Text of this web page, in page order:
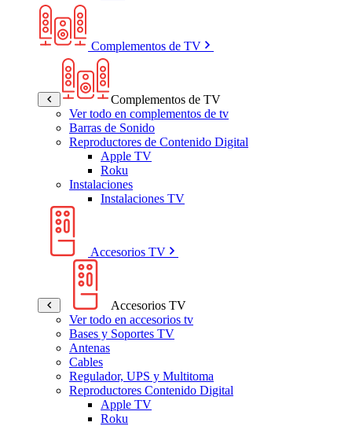
Complementos de TV
Complementos de TV
Ver todo en complementos de tv
Barras de Sonido
Reproductores de Contenido Digital
Apple TV
Roku
Instalaciones
Instalaciones TV
Accesorios TV
Accesorios TV
Ver todo en accesorios tv
Bases y Soportes TV
Antenas
Cables
Regulador, UPS y Multitoma
Reproductores Contenido Digital
Apple TV
Roku